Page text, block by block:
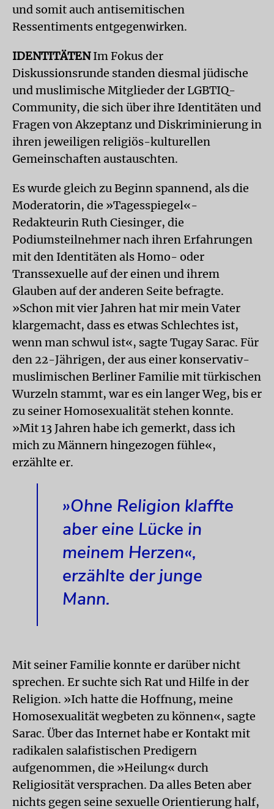
und somit auch antisemitischen
Ressentiments entgegenwirken.
IDENTITÄTENIm Fokus der
Diskussionsrunde standen diesmal jüdische
und muslimische Mitglieder der LGBTIQ-
Community, die sich über ihre Identitäten und
Fragen von Akzeptanz und Diskriminierung in
ihren jeweiligen religiös-kulturellen
Gemeinschaften austauschten.
Es wurde gleich zu Beginn spannend, als die
Moderatorin, die »Tagesspiegel«-
Redakteurin Ruth Ciesinger, die
Podiumsteilnehmer nach ihren Erfahrungen
mit den Identitäten als Homo- oder
Transsexuelle auf der einen und ihrem
Glauben auf der anderen Seite befragte.
»Schon mit vier Jahren hat mir mein Vater
klargemacht, dass es etwas Schlechtes ist,
wenn man schwul ist«, sagte Tugay Sarac. Für
den 22-Jährigen, der aus einer konservativ-
muslimischen Berliner Familie mit türkischen
Wurzeln stammt, war es ein langer Weg, bis er
zu seiner Homosexualität stehen konnte.
»Mit 13 Jahren habe ich gemerkt, dass ich
mich zu Männern hingezogen fühle«,
erzählte er.
»Ohne Religion klaffte
aber eine Lücke in
meinem Herzen«,
erzählte der junge
Mann.
Mit seiner Familie konnte er darüber nicht
sprechen. Er suchte sich Rat und Hilfe in der
Religion. »Ich hatte die Hoffnung, meine
Homosexualität wegbeten zu können«, sagte
Sarac. Über das Internet habe er Kontakt mit
radikalen salafistischen Predigern
aufgenommen, die »Heilung« durch
Religiosität versprachen. Da alles Beten aber
nichts gegen seine sexuelle Orientierung half,